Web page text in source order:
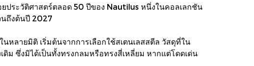
ระวัติศาสตร์ตลอด 50 ปีของ Nautilus หนึ่งในคอลเลกชัน
ถึงต้นปี 2027
ลายมิติ เริ่มต้นจากการเลือกใช้สเตนเลสสตีล วัสดุที่ใน
ม ซึ่งมิได้เป็นทั้งทรงกลมหรือทรงสี่เหลี่ยม หากแต่โดดเด่น